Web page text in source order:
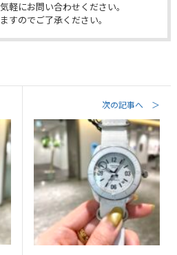
軽にお問い合わせください。
すのでご了承ください。
次の記事へ ＞